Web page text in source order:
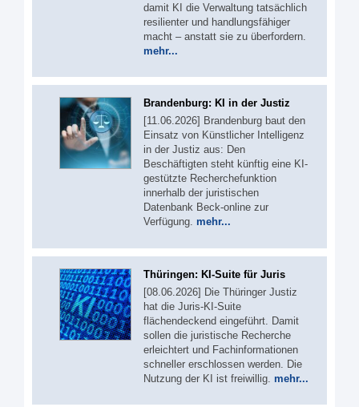
damit KI die Verwaltung tatsächlich
resilienter und handlungsfähiger
macht – anstatt sie zu überfordern.
mehr...
Brandenburg: KI in der Justiz
[11.06.2026] Brandenburg baut den
Einsatz von Künstlicher Intelligenz
in der Justiz aus: Den
Beschäftigten steht künftig eine KI-
gestützte Recherchefunktion
innerhalb der juristischen
Datenbank Beck-online zur
Verfügung. mehr...
Thüringen: KI-Suite für Juris
[08.06.2026] Die Thüringer Justiz
hat die Juris-KI-Suite
flächendeckend eingeführt. Damit
sollen die juristische Recherche
erleichtert und Fachinformationen
schneller erschlossen werden. Die
Nutzung der KI ist freiwillig. mehr...